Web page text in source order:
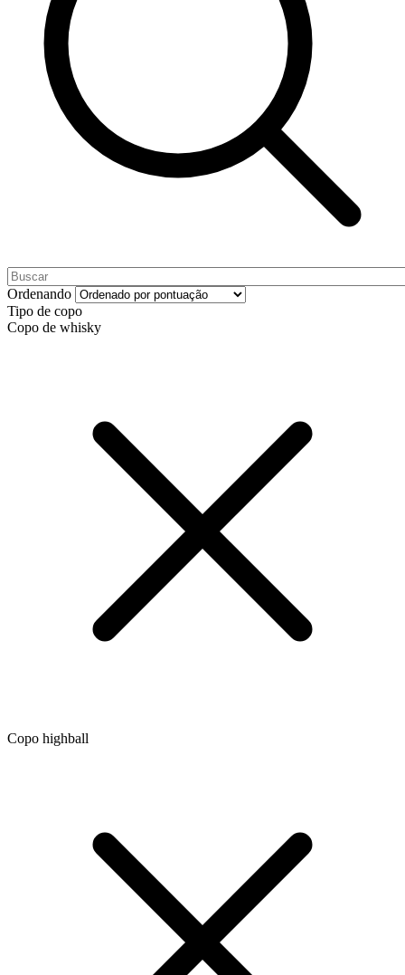
Ordenando
Tipo de copo
Copo de whisky
Copo highball